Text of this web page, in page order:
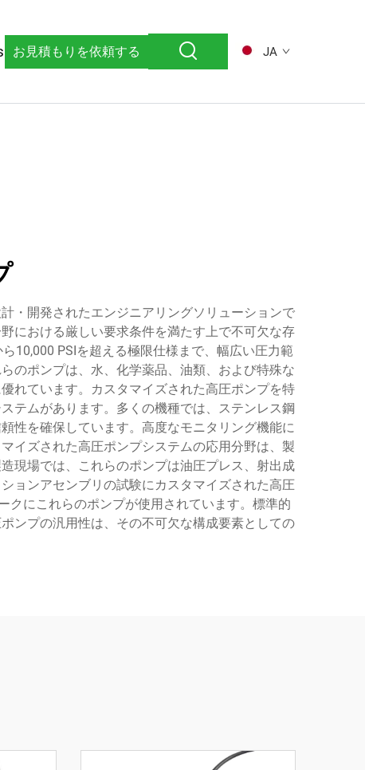
お見積もりを依頼する JA
・開発されたエンジニアリングソリューションで
における厳しい要求条件を満たす上で不可欠な存
10,000 PSIを超える極限仕様まで、幅広い圧力範
のポンプは、水、化学薬品、油類、および特殊な
れています。カスタマイズされた高圧ポンプを特
テムがあります。多くの機種では、ステンレス鋼
性を確保しています。高度なモニタリング機能に
イズされた高圧ポンプシステムの応用分野は、製
現場では、これらのポンプは油圧プレス、射出成
ョンアセンブリの試験にカスタマイズされた高圧
クにこれらのポンプが使用されています。標準的
ンプの汎用性は、その不可欠な構成要素としての